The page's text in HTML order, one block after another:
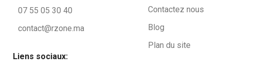
07 55 05 30 40
contact@rzone.ma
Liens sociaux:
Contactez nous
Blog
Plan du site